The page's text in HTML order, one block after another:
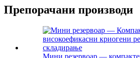
Препорачани производи